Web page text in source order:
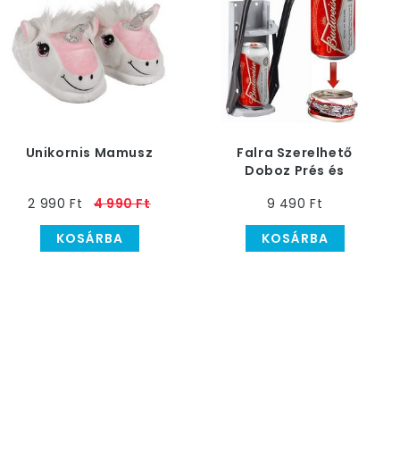
Unikornis Mamusz
2 990 Ft
4 990 Ft
KOSÁRBA
Falra Szerelhető
Doboz Prés és
9 490 Ft
KOSÁRBA